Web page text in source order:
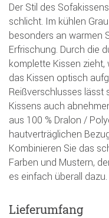
Der Stil des
schlicht. Im kühlen
besonders an warmen
Erfrischung. Durch die
komplette Kissen
das Kissen optisch
Reißverschlusses lässt
Kissens auch
aus 100 % Dralon /
hautverträglichen
Kombinieren Sie das
Farben und Mustern,
es einfach überall dazu.
Lieferumfang